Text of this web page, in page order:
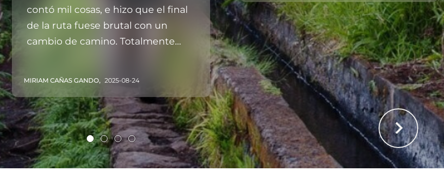
contó mil cosas, e hizo que el final
de la ruta fuese brutal con un
cambio de camino. Totalmente
MIRIAM CAÑAS GANDO, 2025-08-24